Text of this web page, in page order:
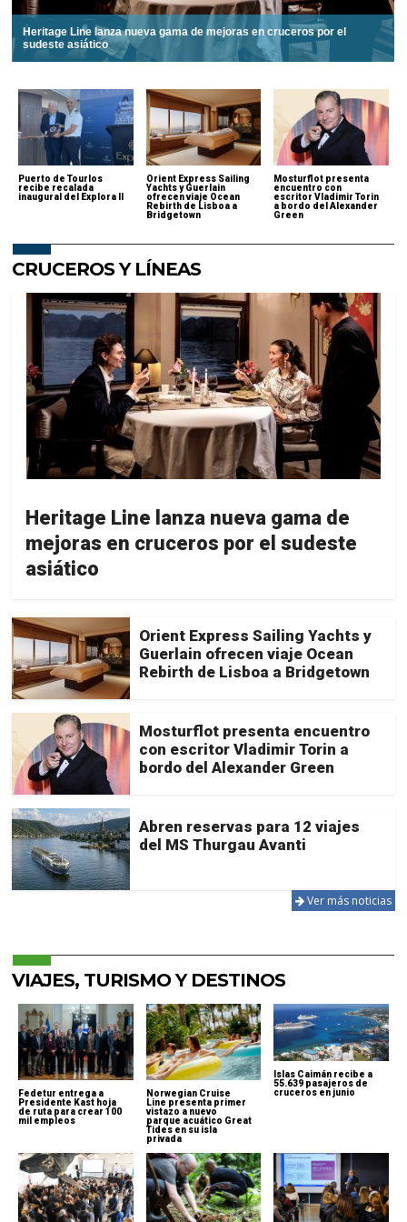
Heritage Line lanza nueva gama de mejoras en cruceros por el
sudeste asiático
Puerto de Tourlos
recibe recalada
inaugural del Explora II
Orient Express Sailing
Yachts y Guerlain
ofrecen viaje Ocean
Rebirth de Lisboa a
Bridgetown
Mosturflot presenta
encuentro con
escritor Vladimir Torin
a bordo del Alexander
Green
CRUCEROS Y LÍNEAS
Heritage Line lanza nueva gama de
mejoras en cruceros por el sudeste
asiático
Orient Express Sailing Yachts y
Guerlain ofrecen viaje Ocean
Rebirth de Lisboa a Bridgetown
Mosturflot presenta encuentro
con escritor Vladimir Torin a
bordo del Alexander Green
Abren reservas para 12 viajes
del MS Thurgau Avanti
Ver más noticias
VIAJES, TURISMO Y DESTINOS
Fedetur entrega a
Presidente Kast hoja
de ruta para crear 100
mil empleos
Norwegian Cruise
Line presenta primer
vistazo a nuevo
parque acuático Great
Tides en su isla
privada
Islas Caimán recibe a
55.639 pasajeros de
cruceros en junio